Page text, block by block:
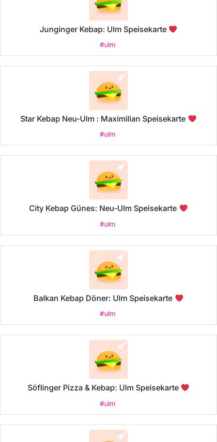
Junginger Kebap: Ulm Speisekarte
#ulm
Star Kebap Neu-Ulm : Maximilian Speisekarte
#ulm
City Kebap Günes: Neu-Ulm Speisekarte
#ulm
Balkan Kebap Döner: Ulm Speisekarte
#ulm
Söflinger Pizza & Kebap: Ulm Speisekarte
#ulm